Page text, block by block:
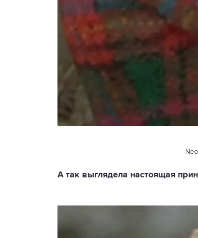
А так выглядела настоящая